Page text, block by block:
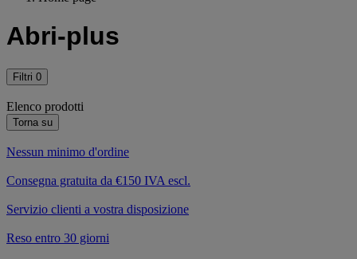
Abri-plus
Filtri 0
Elenco prodotti
Torna su
Nessun minimo d'ordine
Consegna gratuita da €150 IVA escl.
Servizio clienti a vostra disposizione
Reso entro 30 giorni